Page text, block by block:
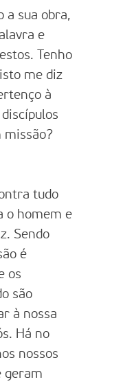
a sua obra,
e
Tenho
me diz
à
missão?
tudo
o homem e
Sendo
é
os
são
à nossa
Há no
nossos
geram